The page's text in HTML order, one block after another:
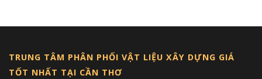
TRUNG TÂM PHÂN PHỐI VẬT LIỆU XÂY DỰNG GIÁ
TỐT NHẤT TẠI CẦN THƠ